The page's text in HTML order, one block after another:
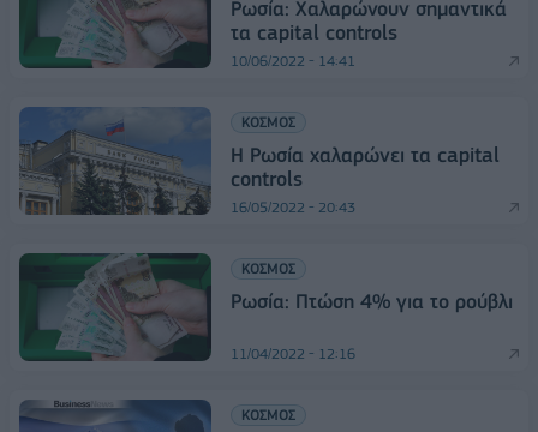
Ρωσία: Χαλαρώνουν σημαντικά
τα capital controls
10/06/2022 - 14:41
ΚΟΣΜΟΣ
Η Ρωσία χαλαρώνει τα capital
controls
16/05/2022 - 20:43
ΚΟΣΜΟΣ
Ρωσία: Πτώση 4% για το ρούβλι
11/04/2022 - 12:16
ΚΟΣΜΟΣ